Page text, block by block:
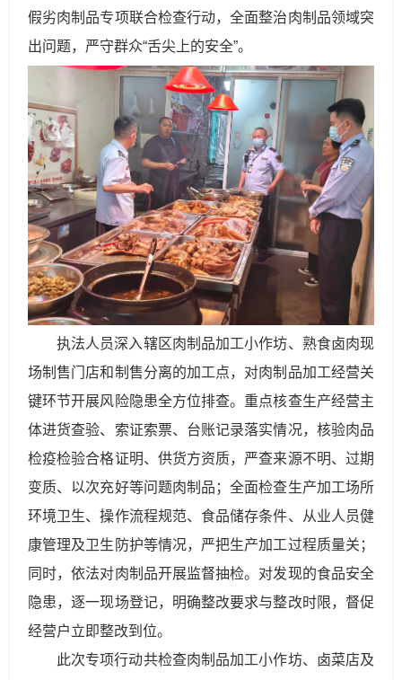
假劣肉制品专项联合检查行动，全面整治肉制品领域突
出问题，严守群众“舌尖上的安全”。
执法人员深入辖区肉制品加工小作坊、熟食卤肉现
场制售门店和制售分离的加工点，对肉制品加工经营关
键环节开展风险隐患全方位排查。重点核查生产经营主
体进货查验、索证索票、台账记录落实情况，核验肉品
检疫检验合格证明、供货方资质，严查来源不明、过期
变质、以次充好等问题肉制品；全面检查生产加工场所
环境卫生、操作流程规范、食品储存条件、从业人员健
康管理及卫生防护等情况，严把生产加工过程质量关；
同时，依法对肉制品开展监督抽检。对发现的食品安全
隐患，逐一现场登记，明确整改要求与整改时限，督促
经营户立即整改到位。
此次专项行动共检查肉制品加工小作坊、卤菜店及